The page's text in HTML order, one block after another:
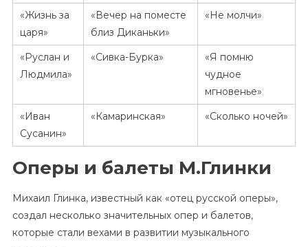
«Жизнь за
царя»
«Вечер на поместе
близ Диканьки»
«Не молчи»
«Руслан и
Людмила»
«Сивка-Бурка»
«Я помню
чудное
мгновенье»
«Иван
Сусанин»
«Камаринская» «Сколько ночей»
Оперы и балеты М.Глинки
Михаил Глинка, известный как «отец русской оперы»,
создал несколько значительных опер и балетов,
которые стали вехами в развитии музыкального